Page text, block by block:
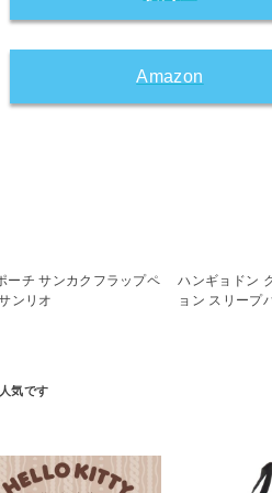
Amazon
ーチ サンカクフラップペ
ンリオ
ハンギョドン
ョン スリープ